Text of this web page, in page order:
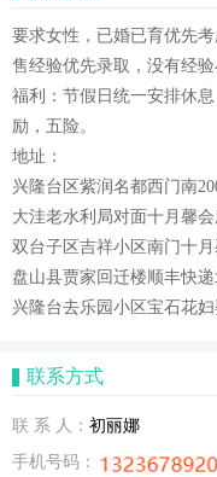
要求女性，已婚已育优先
售经验优先录取，没有经
福利：节假日统一安排休
励，五险。
地址：
兴隆台区紫润名都西门南
大洼老水利局对面十月馨
双台子区吉祥小区南门十
盘山县贾家回迁楼顺丰快
兴隆台去乐园小区宝石花
联系方式
联 系 人： 初丽娜
手机号码：